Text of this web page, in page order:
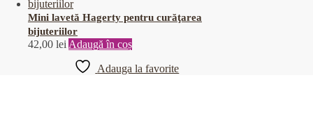
Mini lavetă Hagerty pentru curăţarea
bijuteriilor
42,00 lei Adaugă în coș
Adauga la favorite